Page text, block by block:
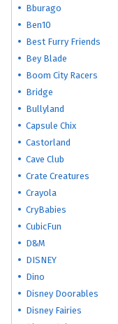
Bburago
Ben10
Best Furry Friends
Bey Blade
Boom City Racers
Bridge
Bullyland
Capsule Chix
Castorland
Cave Club
Crate Creatures
Crayola
CryBabies
CubicFun
D&M
DISNEY
Dino
Disney Doorables
Disney Fairies